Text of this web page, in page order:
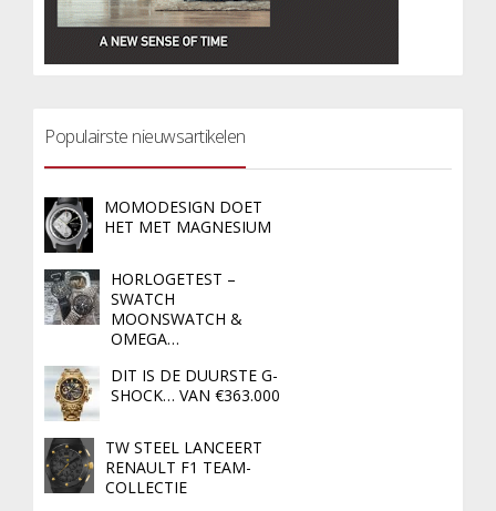
Populairste nieuwsartikelen
MOMODESIGN DOET
HET MET MAGNESIUM
HORLOGETEST –
SWATCH
MOONSWATCH &
OMEGA…
DIT IS DE DUURSTE G-
SHOCK… VAN €363.000
TW STEEL LANCEERT
RENAULT F1 TEAM-
COLLECTIE